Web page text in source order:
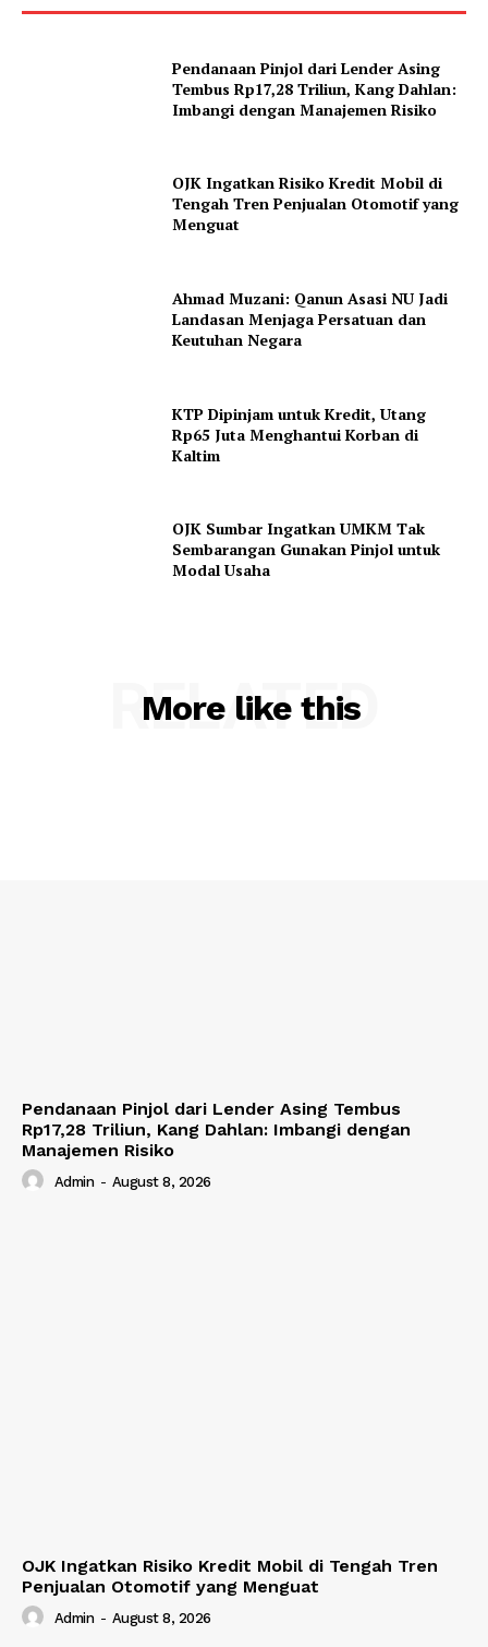
Pendanaan Pinjol dari Lender Asing
Tembus Rp17,28 Triliun, Kang Dahlan:
Imbangi dengan Manajemen Risiko
OJK Ingatkan Risiko Kredit Mobil di
Tengah Tren Penjualan Otomotif yang
Menguat
Ahmad Muzani: Qanun Asasi NU Jadi
Landasan Menjaga Persatuan dan
Keutuhan Negara
KTP Dipinjam untuk Kredit, Utang
Rp65 Juta Menghantui Korban di
Kaltim
OJK Sumbar Ingatkan UMKM Tak
Sembarangan Gunakan Pinjol untuk
Modal Usaha
More like this
RELATED
Pendanaan Pinjol dari Lender Asing Tembus
Rp17,28 Triliun, Kang Dahlan: Imbangi dengan
Manajemen Risiko
Admin - August 8, 2026
OJK Ingatkan Risiko Kredit Mobil di Tengah Tren
Penjualan Otomotif yang Menguat
Admin - August 8, 2026